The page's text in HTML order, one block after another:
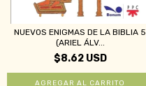
NUEVOS ENIGMAS DE LA BIBLIA 5
(ARIEL ÁLV...
$8.62 USD